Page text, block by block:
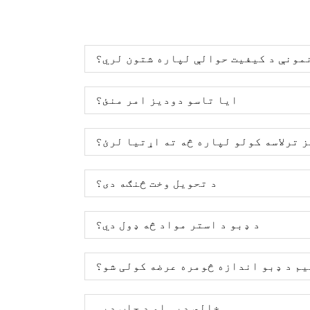
د کیفیت حوالې لپاره شتون لري؟
ایا تاسو دودیز امر منئ؟
ترلاسه کولو لپاره څه ته اړتیا لرئ؟
د تحویل وخت څنګه دی؟
د ډبو د استر مواد څه ډول دي؟
د ډبو اندازه څومره عرضه کولی شو؟
خالي ډبې او د چاپ ډبې